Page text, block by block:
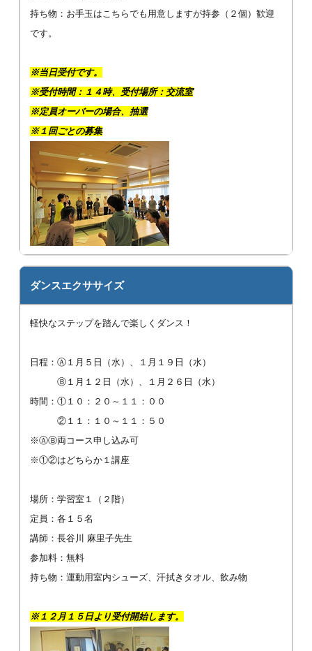
持ち物：お手玉はこちらでも用意しますが持参（２個）歓迎
です。
※当日受付です。
※受付時間：１４時、受付場所：交流室
※定員オーバーの場合、抽選
※１回ごとの募集
ダンスエクササイズ
軽快なステップを踏んで楽しくダンス！
日程：Ⓐ１月５日（水）、１月１９日（水）
Ⓑ１月１２日（水）、１月２６日（水）
時間：①１０：２０～１１：００
②１１：１０～１１：５０
※ⒶⒷ両コース申し込み可
※①②はどちらか１講座
場所：学習室１（２階）
定員：各１５名
講師：長谷川 麻里子先生
参加料：無料
持ち物：運動用室内シューズ、汗拭きタオル、飲み物
※１２月１５日より受付開始します。